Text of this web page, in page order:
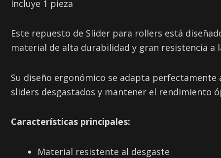
Incluye 1 pieza
Este repuesto de Slider para rollers está
material de alta durabilidad y gran resistencia
Su diseño ergonómico se adapta
sliders desgastados y mantener el rendimiento
Características principales:
Material resistente al desgaste